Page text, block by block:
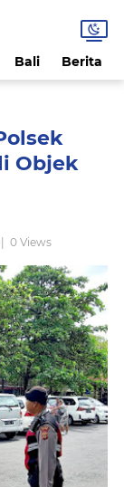
Bali Berita
Objek
0 Views